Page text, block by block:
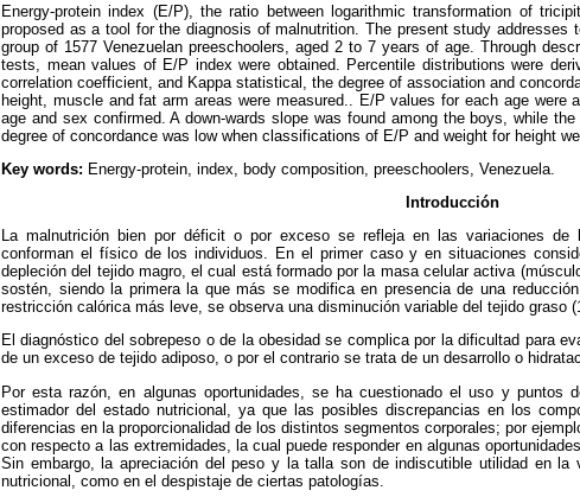
Energy-protein index (E/P), the ratio between logarithmic transformation of
proposed as a tool for the diagnosis of malnutrition. The present study
group of 1577 Venezuelan preeschoolers, aged 2 to 7 years of age. Through
tests, mean values of E/P index were obtained. Percentile distributions were
correlation coefficient, and Kappa statistical, the degree of association and
height, muscle and fat arm areas were measured.. E/P values for each age
age and sex confirmed. A down-wards slope was found among the boys, while
degree of concordance was low when classifications of E/P and weight for height
Key words: Energy-protein, index, body composition, preeschoolers, Venezuela.
Introducción
La malnutrición bien por déficit o por exceso se refleja en las variaciones
conforman el físico de los individuos. En el primer caso y en situaciones
depleción del tejido magro, el cual está formado por la masa celular activa
sostén, siendo la primera la que más se modifica en presencia de una
restricción calórica más leve, se observa una disminución variable del tejido graso
El diagnóstico del sobrepeso o de la obesidad se complica por la dificultad para
de un exceso de tejido adiposo, o por el contrario se trata de un desarrollo o
Por esta razón, en algunas oportunidades, se ha cuestionado el uso y puntos
estimador del estado nutricional, ya que las posibles discrepancias en los
diferencias en la proporcionalidad de los distintos segmentos corporales; por
con respecto a las extremidades, la cual puede responder en algunas
Sin embargo, la apreciación del peso y la talla son de indiscutible utilidad en la
nutricional, como en el despistaje de ciertas patologías.